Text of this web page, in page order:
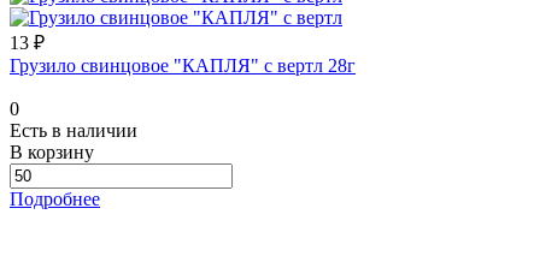
13 ₽
Грузило свинцовое "КАПЛЯ" с вертл 28г
0
Есть в наличии
В корзину
Подробнее